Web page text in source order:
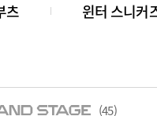
츠
윈터 스니커
(45)